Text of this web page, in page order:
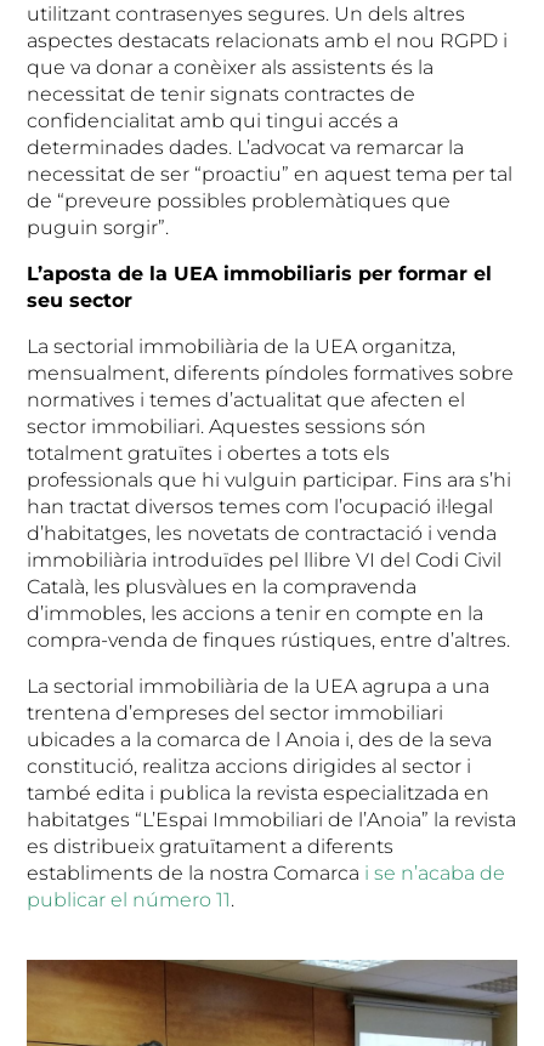
utilitzant contrasenyes segures. Un dels altres
aspectes destacats relacionats amb el nou RGPD i
que va donar a conèixer als assistents és la
necessitat de tenir signats contractes de
confidencialitat amb qui tingui accés a
determinades dades. L’advocat va remarcar la
necessitat de ser “proactiu” en aquest tema per tal
de “preveure possibles problemàtiques que
puguin sorgir”.
L’aposta de la UEA immobiliaris per formar el
seu sector
La sectorial immobiliària de la UEA organitza,
mensualment, diferents píndoles formatives sobre
normatives i temes d’actualitat que afecten el
sector immobiliari. Aquestes sessions són
totalment gratuïtes i obertes a tots els
professionals que hi vulguin participar. Fins ara s’hi
han tractat diversos temes com l’ocupació il·legal
d’habitatges, les novetats de contractació i venda
immobiliària introduïdes pel llibre VI del Codi Civil
Català, les plusvàlues en la compravenda
d’immobles, les accions a tenir en compte en la
compra-venda de finques rústiques, entre d’altres.
La sectorial immobiliària de la UEA agrupa a una
trentena d’empreses del sector immobiliari
ubicades a la comarca de l Anoia i, des de la seva
constitució, realitza accions dirigides al sector i
també edita i publica la revista especialitzada en
habitatges “L’Espai Immobiliari de l’Anoia” la revista
es distribueix gratuïtament a diferents
establiments de la nostra Comarca i se n’acaba de
publicar el número 11.